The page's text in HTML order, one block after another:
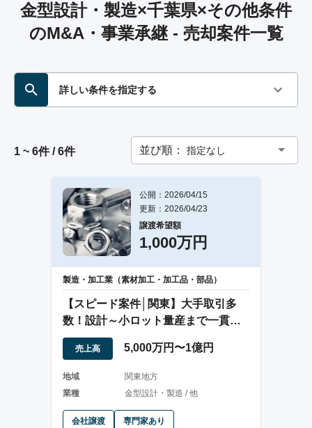
金型設計・製造×千葉県×その他条件
のM&A・事業承継 - 売却案件一覧
詳しい条件を指定する
1 ~ 6件 / 6件 並び順： 指定なし
公開：2026/04/15
更新：2026/04/23
譲渡希望額
1,000万円
製造・加工業（素材加工・加工品・部品）
【スピード案件│関東】大手取引多
数！設計～小ロット量産まで一貫対
応の試作メーカー
売上高 5,000万円〜1億円
地域
関東地方
業種
金型設計・製造 / 他
会社譲渡 専門家あり